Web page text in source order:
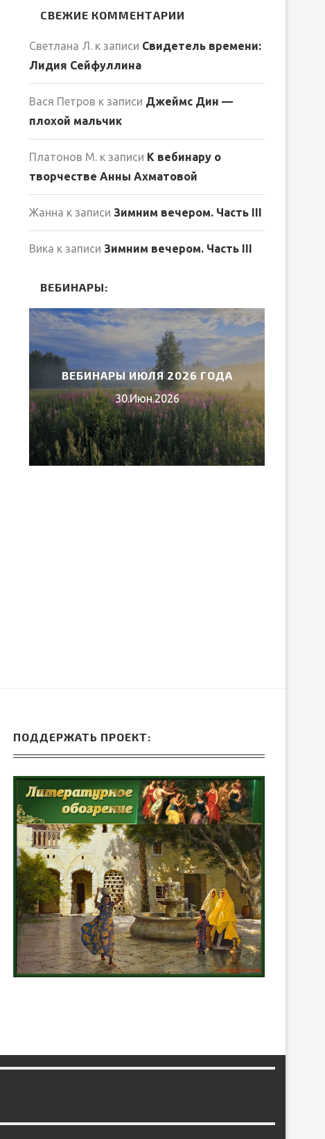
СВЕЖИЕ КОММЕНТАРИИ
Светлана Л. к записи Свидетель времени:
Лидия Сейфуллина
Вася Петров к записи Джеймс Дин —
плохой мальчик
Платонов М. к записи К вебинару о
творчестве Анны Ахматовой
Жанна к записи Зимним вечером. Часть III
Вика к записи Зимним вечером. Часть III
ВЕБИНАРЫ:
ВЕБИНАРЫ ИЮЛЯ 2026 ГОДА
30.Июн.2026
ПОДДЕРЖАТЬ ПРОЕКТ: